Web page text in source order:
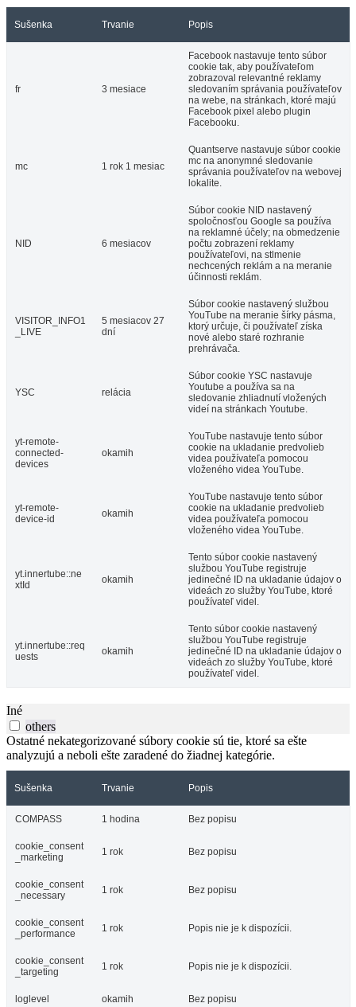
Sušenka Trvanie Popis
fr 3 mesiace
Facebook nastavuje tento súbor
cookie tak, aby používateľom
zobrazoval relevantné reklamy
sledovaním správania používateľov
na webe, na stránkach, ktoré majú
Facebook pixel alebo plugin
Facebooku.
mc 1 rok 1 mesiac
Quantserve nastavuje súbor cookie
mc na anonymné sledovanie
správania používateľov na webovej
lokalite.
NID 6 mesiacov
Súbor cookie NID nastavený
spoločnosťou Google sa používa
na reklamné účely; na obmedzenie
počtu zobrazení reklamy
používateľovi, na stlmenie
nechcených reklám a na meranie
účinnosti reklám.
VISITOR_INFO1
_LIVE
5 mesiacov 27
dní
Súbor cookie nastavený službou
YouTube na meranie šírky pásma,
ktorý určuje, či používateľ získa
nové alebo staré rozhranie
prehrávača.
YSC relácia
Súbor cookie YSC nastavuje
Youtube a používa sa na
sledovanie zhliadnutí vložených
videí na stránkach Youtube.
yt-remote-
connected-
devices
okamih
YouTube nastavuje tento súbor
cookie na ukladanie predvolieb
videa používateľa pomocou
vloženého videa YouTube.
yt-remote-
device-id
okamih
YouTube nastavuje tento súbor
cookie na ukladanie predvolieb
videa používateľa pomocou
vloženého videa YouTube.
yt.innertube::ne
xtId
okamih
Tento súbor cookie nastavený
službou YouTube registruje
jedinečné ID na ukladanie údajov o
videách zo služby YouTube, ktoré
používateľ videl.
yt.innertube::req
uests
okamih
Tento súbor cookie nastavený
službou YouTube registruje
jedinečné ID na ukladanie údajov o
videách zo služby YouTube, ktoré
používateľ videl.
Iné
others
Ostatné nekategorizované súbory cookie sú tie, ktoré sa ešte
analyzujú a neboli ešte zaradené do žiadnej kategórie.
Sušenka Trvanie Popis
COMPASS 1 hodina Bez popisu
cookie_consent
_marketing
1 rok Bez popisu
cookie_consent
_necessary
1 rok Bez popisu
cookie_consent
_performance
1 rok Popis nie je k dispozícii.
cookie_consent
_targeting
1 rok Popis nie je k dispozícii.
loglevel okamih Bez popisu